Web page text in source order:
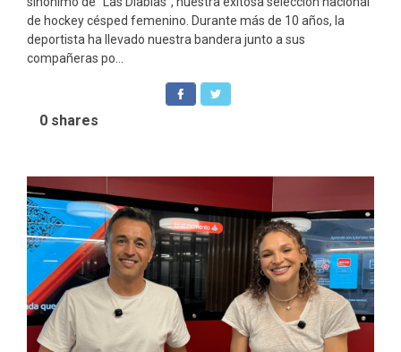
de hockey césped femenino. Durante más de 10 años, la
deportista ha llevado nuestra bandera junto a sus
compañeras po...
0 shares